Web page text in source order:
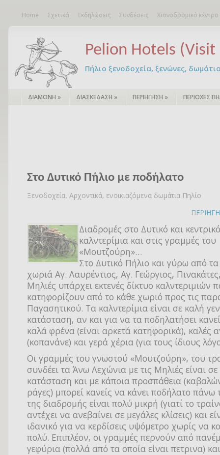
Home Σχετικά Εκδηλώσεις Συνδέσεις Χιονοδρομικό
Pelion Hotels (Visit
Πήλιο ξενοδοχεία, ξενώνες,
ΔΙΑΜΟΝΗ » ΔΙΑΣΚΕΔΑΣΗ » ΠΕΡΙΗΓΗΣΗ » ΠΕΡΙΟΧΕΣ
Στο Δυτικό Πήλιο με ποδήλατο
Ξενοδοχεία, Αρχοντικά, ενοικιαζόμενα δωμάτια Πηλίο
Διαδρομές στο Δυτικό και
καλντερίμια και στις γραμμές του
«Μουτζούρη»…
Στο Δυτικό Πήλιο και γύρω από
χωριά Αγ. Λαυρέντιος, Αγ. Γεώργιος,
Μηλιές υπάρχει εκτενές δίκτυο καλντεριμιών
κατηφορίζουν από το κάθε χωριό προς τις
Παγασητικού. Τα καλντερίμια είναι σε καλή
κατάσταση, αν και για να τα ποδηλατήσει
καλά φρένα (είναι αρκετά κατηφορικά), καλές
(κοπανάνε) και γερά χέρια (για τους ίδιους
Οι γραμμές του γνωστού «Μουτζούρη», του
συνδέει τα Άνω Λεχώνια με τις Μηλιές είναι
κατάσταση και με κάποια προσπάθεια
ράγες) μπορεί κανείς να κάνει ποδήλατο πάνω
της διαδρομής είναι πολύ μικρή (γιατί το
αντέχει να ανεβαίνει σε μεγάλες κλίσεις) και
ιδανικό για να κερδίσεις υψόμετρο χωρίς να
πολύ. Επιπλέον, οι γραμμές περνούν από
γεφύρια (πολλά από τα οποία είναι πετρινα)